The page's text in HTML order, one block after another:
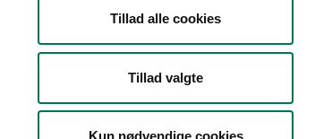
Tillad alle cookies
Tillad valgte
Kun nødvendige cookies